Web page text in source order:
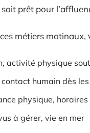
prêt pour
métiers matinaux,
activité physique
humain dès
physique, horaires
à gérer, vie en mer